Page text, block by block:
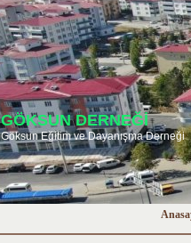
GÖKSUN DERNEĞİ
Göksun Eğitim ve Dayanışma Derneği